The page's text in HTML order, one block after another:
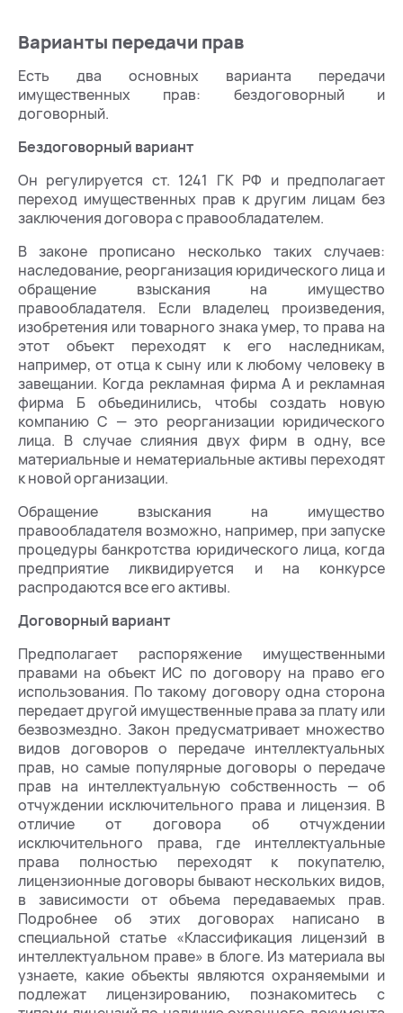
Варианты передачи прав
Есть два основных варианта передачи
имущественных прав: бездоговорный и
договорный.
Бездоговорный вариант
Он регулируется ст. 1241 ГК РФ и предполагает
переход имущественных прав к другим лицам без
заключения договора с правообладателем.
В законе прописано несколько таких случаев:
наследование, реорганизация юридического лица и
обращение взыскания на имущество
правообладателя. Если владелец произведения,
изобретения или товарного знака умер, то права на
этот объект переходят к его наследникам,
например, от отца к сыну или к любому человеку в
завещании. Когда рекламная фирма А и рекламная
фирма Б объединились, чтобы создать новую
компанию С — это реорганизации юридического
лица. В случае слияния двух фирм в одну, все
материальные и нематериальные активы переходят
к новой организации.
Обращение взыскания на имущество
правообладателя возможно, например, при запуске
процедуры банкротства юридического лица, когда
предприятие ликвидируется и на конкурсе
распродаются все его активы.
Договорный вариант
Предполагает распоряжение имущественными
правами на объект ИС по договору на право его
использования. По такому договору одна сторона
передает другой имущественные права за плату или
безвозмездно. Закон предусматривает множество
видов договоров о передаче интеллектуальных
прав, но самые популярные договоры о передаче
прав на интеллектуальную собственность — об
отчуждении исключительного права и лицензия. В
отличие от договора об отчуждении
исключительного права, где интеллектуальные
права полностью переходят к покупателю,
лицензионные договоры бывают нескольких видов,
в зависимости от объема передаваемых прав.
Подробнее об этих договорах написано в
специальной статье «Классификация лицензий в
интеллектуальном праве» в блоге. Из материала вы
узнаете, какие объекты являются охраняемыми и
подлежат лицензированию, познакомитесь с